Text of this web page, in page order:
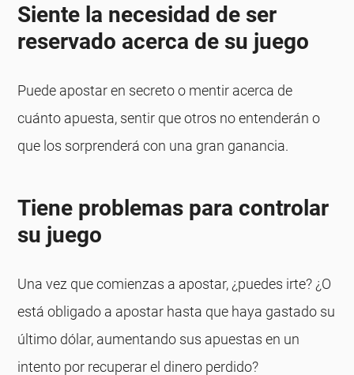
Siente la necesidad de ser
reservado acerca de su juego
Puede apostar en secreto o mentir acerca de
cuánto apuesta, sentir que otros no entenderán o
que los sorprenderá con una gran ganancia.
Tiene problemas para controlar
su juego
Una vez que comienzas a apostar, ¿puedes irte? ¿O
está obligado a apostar hasta que haya gastado su
último dólar, aumentando sus apuestas en un
intento por recuperar el dinero perdido?